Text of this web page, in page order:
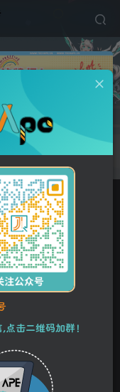
SVIP】至尊会员
购买，可保存购买订单。
，仅供学习和研究使
击二维码加群！